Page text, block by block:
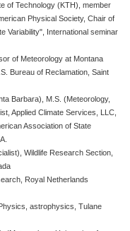
of Technology (KTH), member
Physical Society, Chair of
Variability", International seminar
of Meteorology at Montana
Bureau of Reclamation, Saint
Barbara), M.S. (Meteorology,
Applied Climate Services, LLC,
Association of State
Wildlife Research Section,
Royal Netherlands
astrophysics, Tulane